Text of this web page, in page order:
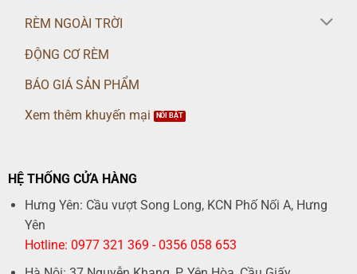
RÈM NGOÀI TRỜI
ĐỘNG CƠ RÈM
BÁO GIÁ SẢN PHẨM
Xem thêm khuyến mại
HỆ THỐNG CỬA HÀNG
Hưng Yên: Cầu vượt Song Long, KCN Phố Nối A, Hưng
Yên
Hotline: 0977 321 369 - 0356 058 653